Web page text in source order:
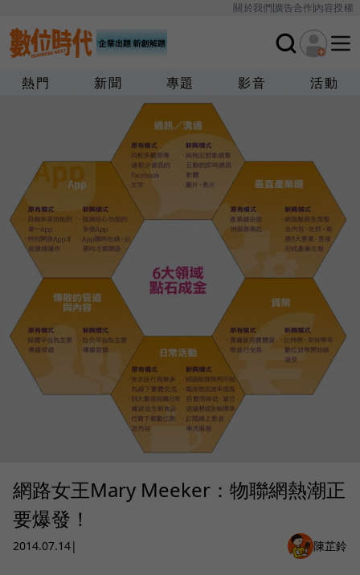
關於我們廣告合作內容授權
熱門 新聞 專題 影音 活動
網路女王Mary Meeker：物聯網熱潮正
要爆發！
2014.07.14| 陳芷鈴